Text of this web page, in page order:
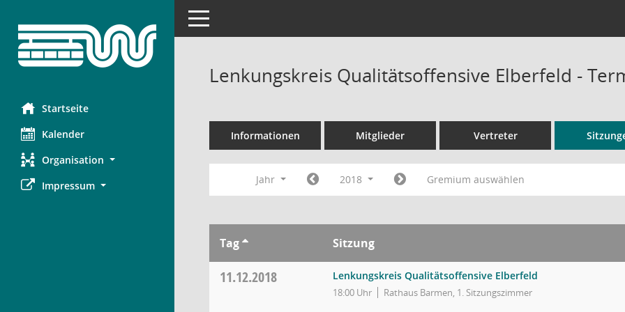
Startseite
Kalender
Organisation
Impressum
Toggle navigation
Lenkungskreis Qualitätsoffensive Elberfeld -
Informationen Mitglieder Vertreter
Jahr 2018 Gremium auswählen
Tag Sitzung
11.12.2018 Lenkungskreis Qualitätsoffensive Elberfeld
18:00 Uhr Rathaus Barmen, 1. Sitzungszimmer